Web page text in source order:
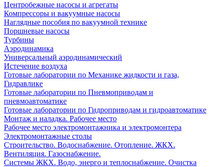
Центробежные насосы и агрегаты
Компрессоры и вакуумные насосы
Наглядные пособия по вакуумной технике
Поршневые насосы
Турбины
Аэродинамика
Универсальный аэродинамический
Истечение воздуха
Готовые лаборатории по Механике жидкости и газа,
Гидравлике
Готовые лаборатории по Пневмоприводам и
пневмоавтоматике
Готовые лаборатории по Гидроприводам и гидроавтоматике
Монтаж и наладка. Рабочее место
Рабочее место электромонтажника и электромонтера
Электромонтажные столы
Строительство. Водоснабжение. Отопление. ЖКХ.
Вентиляция. Газоснабжение.
Системы ЖКХ. Водо, энерго и теплоснабжение. Очистка